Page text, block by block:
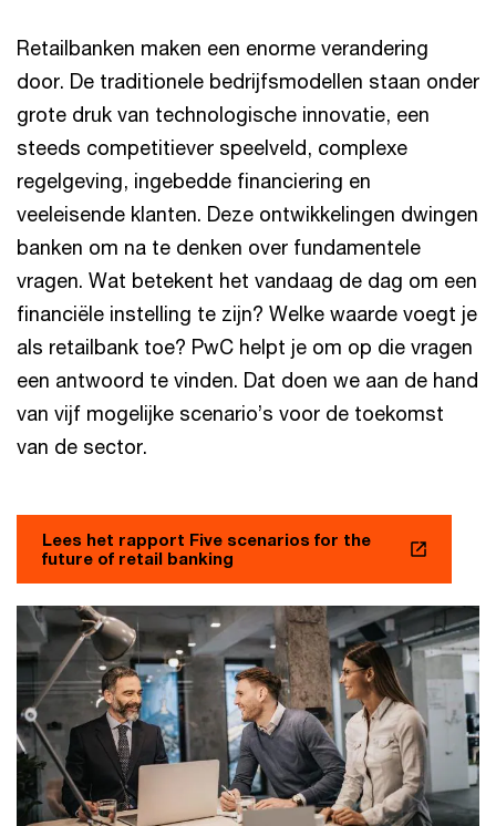
Retailbanken maken een enorme verandering
door. De traditionele bedrijfsmodellen staan onder
grote druk van technologische innovatie, een
steeds competitiever speelveld, complexe
regelgeving, ingebedde financiering en
veeleisende klanten. Deze ontwikkelingen dwingen
banken om na te denken over fundamentele
vragen. Wat betekent het vandaag de dag om een
financiële instelling te zijn? Welke waarde voegt je
als retailbank toe? PwC helpt je om op die vragen
een antwoord te vinden. Dat doen we aan de hand
van vijf mogelijke scenario’s voor de toekomst
van de sector.
Lees het rapport Five scenarios for the
future of retail banking